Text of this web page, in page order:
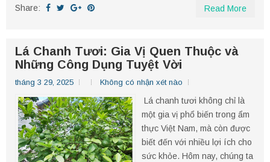
Share:
Read More
Lá Chanh Tươi: Gia Vị Quen Thuộc và
Những Công Dụng Tuyệt Vời
tháng 3 29, 2025 Không có nhận xét nào
Lá chanh tươi không chỉ là
một gia vị phổ biến trong ẩm
thực Việt Nam, mà còn được
biết đến với nhiều lợi ích cho
sức khỏe. Hôm nay, chúng ta